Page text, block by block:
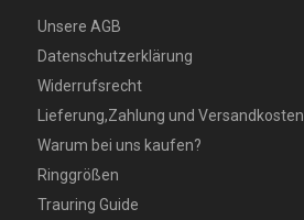
Unsere AGB
Datenschutzerklärung
Widerrufsrecht
Lieferung,Zahlung und Versandkosten
Warum bei uns kaufen?
Ringgrößen
Trauring Guide